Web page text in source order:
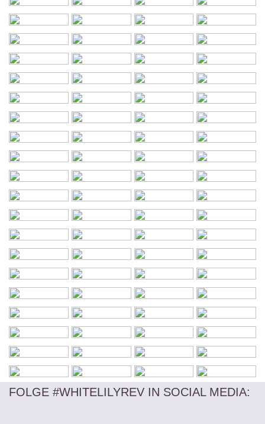
FOLGE #WHITELILYREV IN SOCIAL MEDIA: